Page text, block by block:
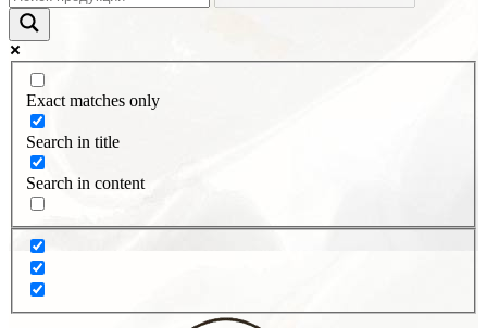
Exact matches only
Search in title
Search in content